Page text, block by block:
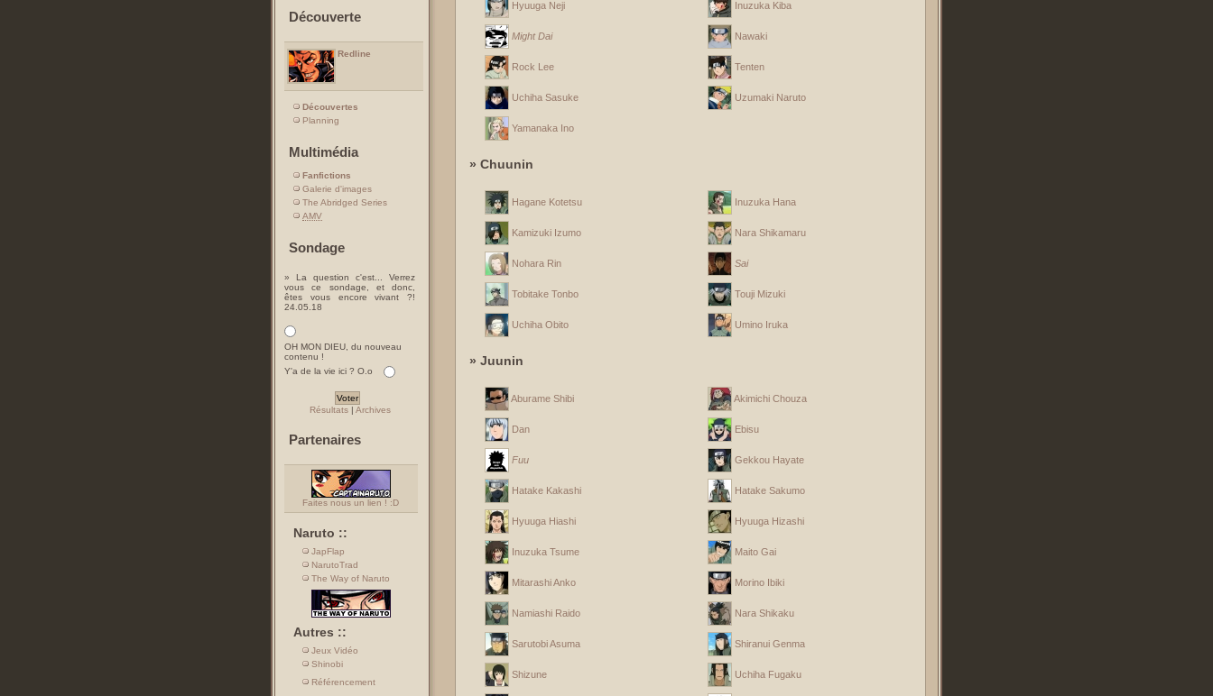
Découverte
Redline
Découvertes
Planning
Multimédia
Fanfictions
Galerie d'images
The Abridged Series
AMV
Sondage
» La question c'est... Verrez
vous ce sondage, et donc,
êtes vous encore vivant ?!
24.05.18
OH MON DIEU, du nouveau
contenu !
Y'a de la vie ici ? O.o
Résultats| Archives
Partenaires
Faites nous un lien ! :D
Naruto ::
JapFlap
NarutoTrad
The Way of Naruto
Autres ::
Jeux Vidéo
Shinobi
Référencement
Hyuuga Neji Inuzuka Kiba
Might Dai Nawaki
Rock Lee Tenten
Uchiha Sasuke Uzumaki Naruto
Yamanaka Ino
» Chuunin
Hagane Kotetsu Inuzuka Hana
Kamizuki Izumo Nara Shikamaru
Nohara Rin Sai
Tobitake Tonbo Touji Mizuki
Uchiha Obito Umino Iruka
» Juunin
Aburame Shibi Akimichi Chouza
Dan Ebisu
Fuu Gekkou Hayate
Hatake Kakashi Hatake Sakumo
Hyuuga Hiashi Hyuuga Hizashi
Inuzuka Tsume Maito Gai
Mitarashi Anko Morino Ibiki
Namiashi Raido Nara Shikaku
Sarutobi Asuma Shiranui Genma
Shizune Uchiha Fugaku